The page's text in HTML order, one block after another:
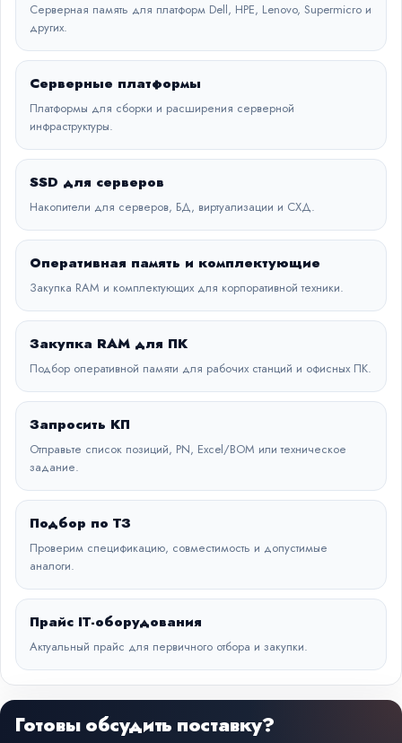
Серверная память для платформ Dell, HPE, Lenovo, Supermicro и
других.
Серверные платформы
Платформы для сборки и расширения серверной
инфраструктуры.
SSD для серверов
Накопители для серверов, БД, виртуализации и СХД.
Оперативная память и комплектующие
Закупка RAM и комплектующих для корпоративной техники.
Закупка RAM для ПК
Подбор оперативной памяти для рабочих станций и офисных ПК.
Запросить КП
Отправьте список позиций, PN, Excel/BOM или техническое
задание.
Подбор по ТЗ
Проверим спецификацию, совместимость и допустимые
аналоги.
Прайс IT-оборудования
Актуальный прайс для первичного отбора и закупки.
Готовы обсудить поставку?